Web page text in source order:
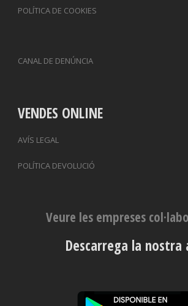
POLÍTICA DE COOKIES
CANAL DE DENÚNCIA
VENDES ONLINE
AVÍS LEGAL
POLÍTICA DEVOLUCIÓ
Veure les empreses
Descarrega la nostra